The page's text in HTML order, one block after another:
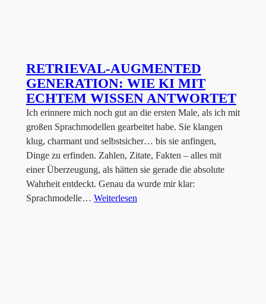
RETRIEVAL-AUGMENTED
GENERATION: WIE KI MIT
ECHTEM WISSEN ANTWORTET
Ich erinnere mich noch gut an die ersten Male, als ich mit
großen Sprachmodellen gearbeitet habe. Sie klangen
klug, charmant und selbstsicher… bis sie anfingen,
Dinge zu erfinden. Zahlen, Zitate, Fakten – alles mit
einer Überzeugung, als hätten sie gerade die absolute
Wahrheit entdeckt. Genau da wurde mir klar:
Sprachmodelle… Weiterlesen